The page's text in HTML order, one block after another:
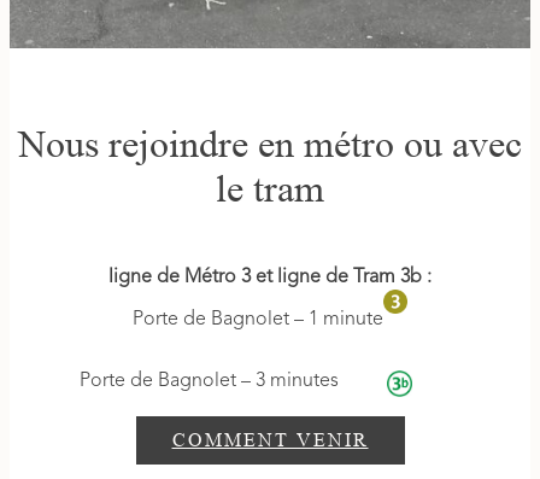
Nous rejoindre en métro ou avec
le tram
ligne de Métro 3 et ligne de Tram 3b :
Porte de Bagnolet – 1 minute
Porte de Bagnolet – 3 minutes
COMMENT VENIR